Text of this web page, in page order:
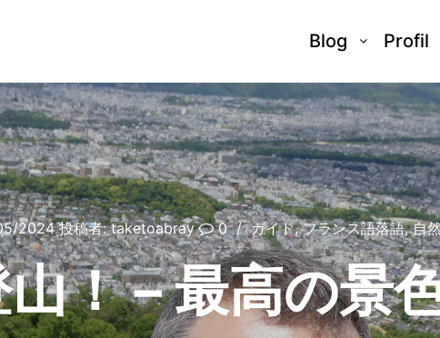
Blog Profil
2024投稿者:taketoabray 0 ガイド,フランス語落語,自
！ – 最高の景